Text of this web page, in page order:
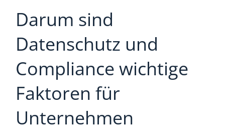
Darum sind
Datenschutz und
Compliance wichtige
Faktoren für
Unternehmen